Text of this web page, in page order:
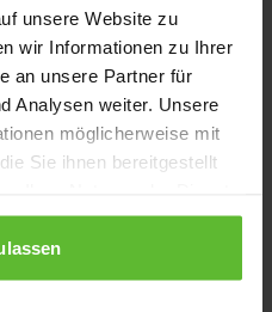
unsere Website zu
wir Informationen zu Ihrer
an unsere Partner für
Analysen weiter. Unsere
möglicherweise mit
Sie ihnen bereitgestellt
has occurred
the browser console for more
.